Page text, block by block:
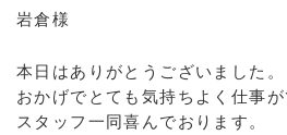
岩倉様
本日はありがとうございました。
おかげでとても気持ちよく仕事が
スタッフ一同喜んでおります。